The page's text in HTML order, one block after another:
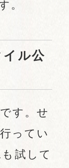
。
ル公
す。せ
ってい
試して